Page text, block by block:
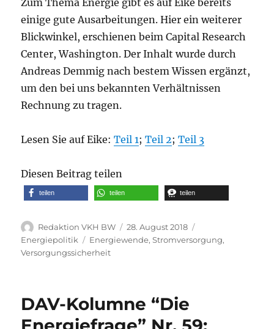
Zum Thema Energie gibt es auf Eike bereits
einige gute Ausarbeitungen. Hier ein weiterer
Blickwinkel, erschienen beim Capital Research
Center, Washington. Der Inhalt wurde durch
Andreas Demmig nach bestem Wissen ergänzt,
um den bei uns bekannten Verhältnissen
Rechnung zu tragen.
Lesen Sie auf Eike:Teil 1;Teil 2;Teil 3
Diesen Beitrag teilen
teilen teilen teilen
Autor
Redaktion VKH BW
Veröffentlicht
am
28. August 2018
Energiepolitik
Schlagwörter
Energiewende,Stromversorgung,
Versorgungssicherheit
DAV-Kolumne “Die